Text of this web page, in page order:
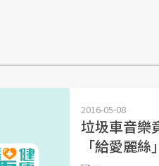
2016-05-08
垃圾車音樂
「給愛麗